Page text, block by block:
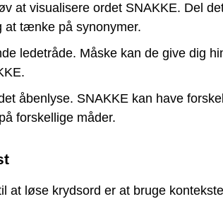
at visualisere ordet SNAKKE. Del
at tænke på synonymer.
ledetråde. Måske kan de give dig
åbenlyse. SNAKKE kan have
forskellige måder.
at løse krydsord er at bruge